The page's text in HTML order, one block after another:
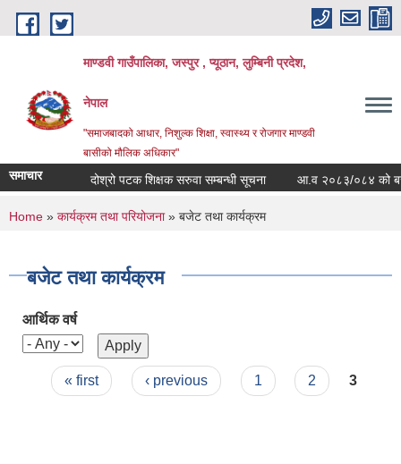
Skip to main content
माण्डवी गाउँपालिका, जस्पुर , प्यूठान, लुम्बिनी प्रदेश,
नेपाल
"समाजबादको आधार, निशुल्क शिक्षा, स्वास्थ्य र रोजगार माण्डवी
बासीको मौलिक अधिकार"
समाचार दोश्रो पटक शिक्षक सरुवा सम्बन्धी सूचना आ.व २०८३/०८४ को बजेट
You are here
Home » कार्यक्रम तथा परियोजना» बजेट तथा कार्यक्रम
बजेट तथा कार्यक्रम
आर्थिक वर्ष
Pages
« first ‹ previous 1 2 3